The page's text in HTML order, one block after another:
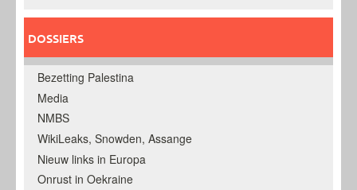
DOSSIERS
Bezetting Palestina
Media
NMBS
WikiLeaks, Snowden, Assange
Nieuw links in Europa
Onrust in Oekraine